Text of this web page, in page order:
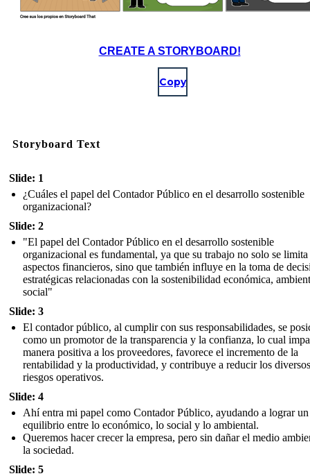
CREATE A STORYBOARD!
Copy
Storyboard Text
Slide: 1
¿Cuáles el papel del Contador Público en el desarrollo sostenible
organizacional?
Slide: 2
"El papel del Contador Público en el desarrollo sostenible
organizacional es fundamental, ya que su trabajo no solo se limita
aspectos financieros, sino que también influye en la toma de
estratégicas relacionadas con la sostenibilidad económica,
social"
Slide: 3
El contador público, al cumplir con sus responsabilidades, se
como un promotor de la transparencia y la confianza, lo cual
manera positiva a los proveedores, favorece el incremento de la
rentabilidad y la productividad, y contribuye a reducir los diversos
riesgos operativos.
Slide: 4
Ahí entra mi papel como Contador Público, ayudando a lograr un
equilibrio entre lo económico, lo social y lo ambiental.
Queremos hacer crecer la empresa, pero sin dañar el medio
la sociedad.
Slide: 5